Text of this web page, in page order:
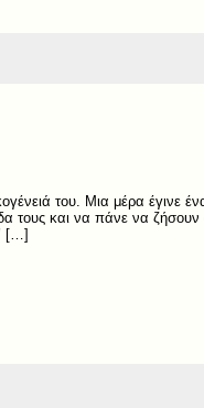
του. Μια μέρα έγινε
και να πάνε να ζήσουν
[…]